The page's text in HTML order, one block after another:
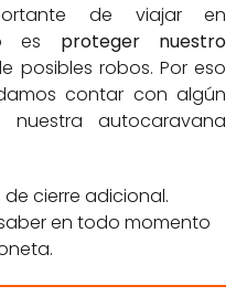
de viajar en
es proteger nuestro
posibles robos. Por eso
contar con algún
autocaravana
cierre adicional.
en todo momento